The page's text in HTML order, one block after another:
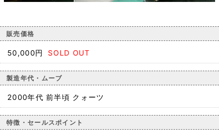
販売価格
50,000円 SOLD OUT
製造年代・ムーブ
2000年代 前半頃 クォーツ
特徴・セールスポイント